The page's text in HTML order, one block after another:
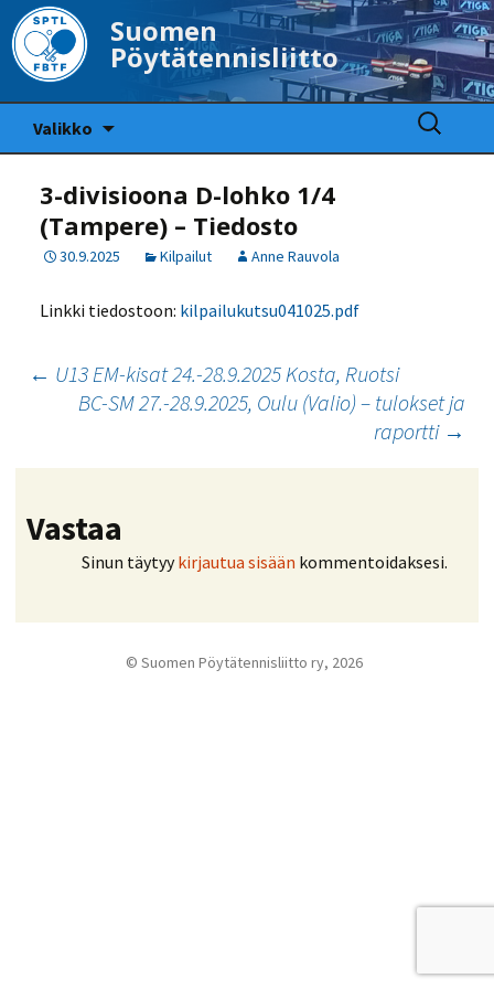
Suomen
Pöytätennisliitto
Valikko
Haku:
3-divisioona D-lohko 1/4
(Tampere) – Tiedosto
30.9.2025 Kilpailut Anne Rauvola
Linkki tiedostoon: kilpailukutsu041025.pdf
Artikkelien
selaus
← U13 EM-kisat 24.-28.9.2025 Kosta, Ruotsi
BC-SM 27.-28.9.2025, Oulu (Valio) – tulokset ja
raportti →
Vastaa
Sinun täytyykirjautua sisään kommentoidaksesi.
© Suomen Pöytätennisliitto ry, 2026